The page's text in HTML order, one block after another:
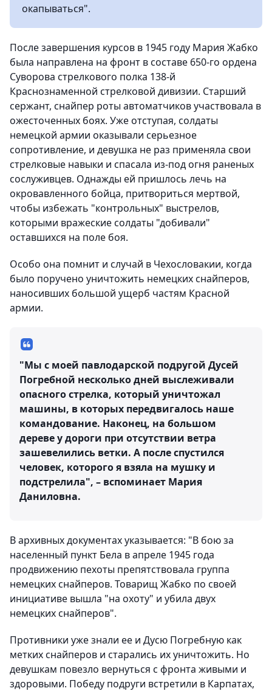
окапываться".
После завершения курсов в 1945 году Мария Жабко
была направлена на фронт в составе 650-го ордена
Суворова стрелкового полка 138-й
Краснознаменной стрелковой дивизии. Старший
сержант, снайпер роты автоматчиков участвовала в
ожесточенных боях. Уже отступая, солдаты
немецкой армии оказывали серьезное
сопротивление, и девушка не раз применяла свои
стрелковые навыки и спасала из-под огня раненых
сослуживцев. Однажды ей пришлось лечь на
окровавленного бойца, притвориться мертвой,
чтобы избежать "контрольных" выстрелов,
которыми вражеские солдаты "добивали"
оставшихся на поле боя.
Особо она помнит и случай в Чехословакии, когда
было поручено уничтожить немецких снайперов,
наносивших большой ущерб частям Красной
армии.
"Мы с моей павлодарской подругой Дусей
Погребной несколько дней выслеживали
опасного стрелка, который уничтожал
машины, в которых передвигалось наше
командование. Наконец, на большом
дереве у дороги при отсутствии ветра
зашевелились ветки. А после спустился
человек, которого я взяла на мушку и
подстрелила", – вспоминает Мария
Даниловна.
В архивных документах указывается: "В бою за
населенный пункт Бела в апреле 1945 года
продвижению пехоты препятствовала группа
немецких снайперов. Товарищ Жабко по своей
инициативе вышла "на охоту" и убила двух
немецких снайперов".
Противники уже знали ее и Дусю Погребную как
метких снайперов и старались их уничтожить. Но
девушкам повезло вернуться с фронта живыми и
здоровыми. Победу подруги встретили в Карпатах,